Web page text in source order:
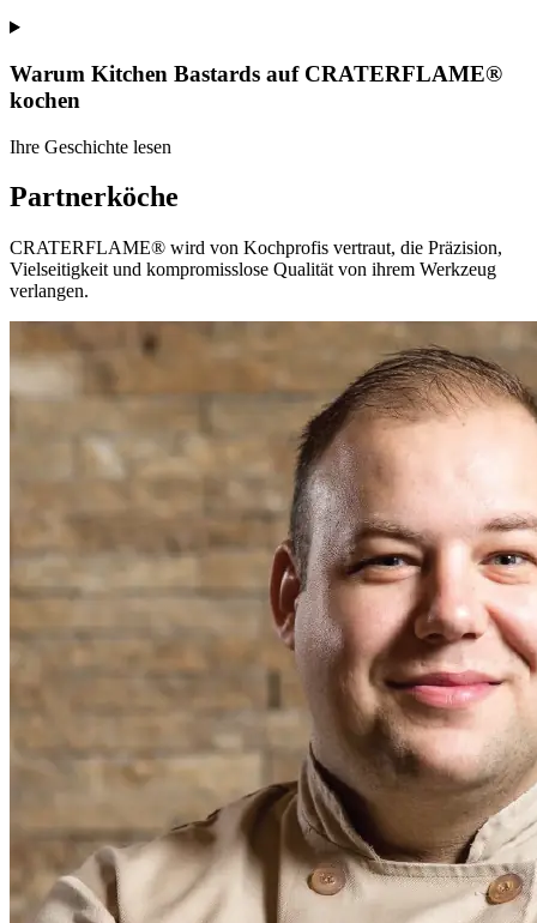
Warum Kitchen Bastards auf CRATERFLAME®
kochen
Ihre Geschichte lesen
Partnerköche
CRATERFLAME® wird von Kochprofis vertraut, die Präzision,
Vielseitigkeit und kompromisslose Qualität von ihrem Werkzeug
verlangen.